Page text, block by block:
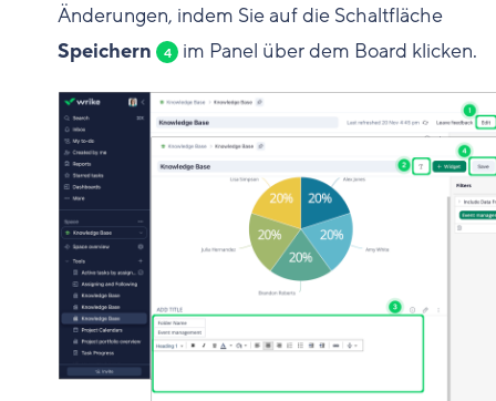
Änderungen, indem Sie auf die Schaltfläche
Speichern
4 im Panel über dem Board klicken.